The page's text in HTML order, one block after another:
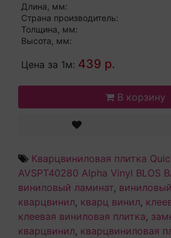
Длина, мм:
Страна производитель:
Толщина, мм:
Высота, мм:
Цена за 1м: 439 р.
В корзину
Кварцвиниловая плитка
AVSPT40280 Alpha Vinyl BLOS
виниловый ламинат,
кварцвинил, кварц винил,
клеевая виниловая плитка,
кварцвинил, кварцвиниловая